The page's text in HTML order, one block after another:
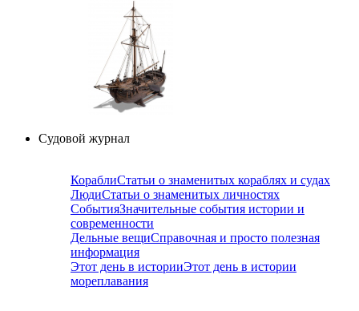
Судовой журнал
КораблиСтатьи о знаменитых кораблях и судах
ЛюдиСтатьи о знаменитых личностях
СобытияЗначительные события истории и
современности
Дельные вещиСправочная и просто полезная
информация
Этот день в историиЭтот день в истории
мореплавания